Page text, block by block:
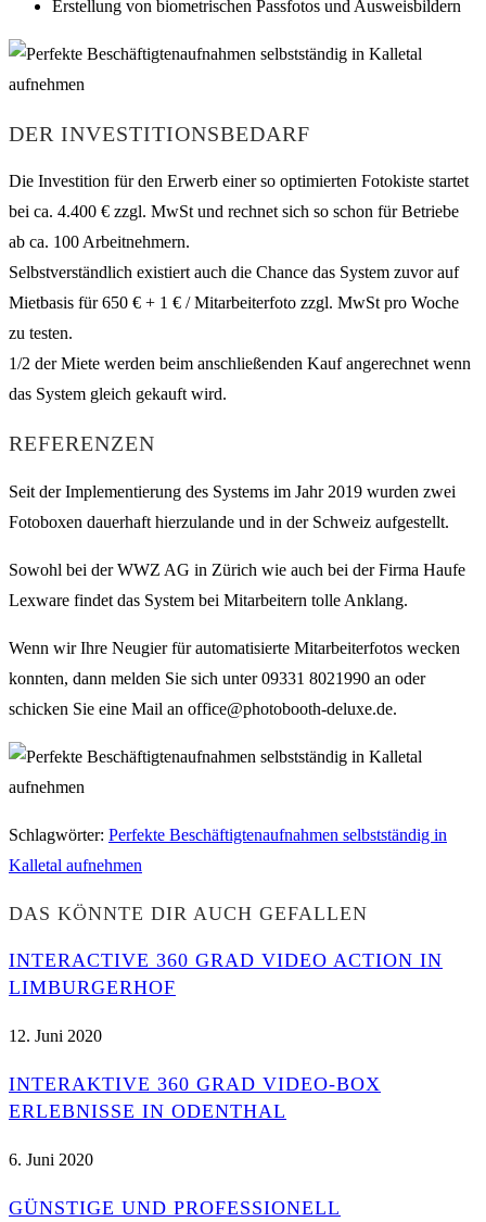
Erstellung von biometrischen Passfotos und Ausweisbildern
DER INVESTITIONSBEDARF
Die Investition für den Erwerb einer so optimierten Fotokiste startet
bei ca. 4.400 € zzgl. MwSt und rechnet sich so schon für Betriebe
ab ca. 100 Arbeitnehmern.
Selbstverständlich existiert auch die Chance das System zuvor auf
Mietbasis für 650 € + 1 € / Mitarbeiterfoto zzgl. MwSt pro Woche
zu testen.
1/2 der Miete werden beim anschließenden Kauf angerechnet wenn
das System gleich gekauft wird.
REFERENZEN
Seit der Implementierung des Systems im Jahr 2019 wurden zwei
Fotoboxen dauerhaft hierzulande und in der Schweiz aufgestellt.
Sowohl bei der WWZ AG in Zürich wie auch bei der Firma Haufe
Lexware findet das System bei Mitarbeitern tolle Anklang.
Wenn wir Ihre Neugier für automatisierte Mitarbeiterfotos wecken
konnten, dann melden Sie sich unter 09331 8021990 an oder
schicken Sie eine Mail an office@photobooth-deluxe.de.
Schlagwörter: Perfekte Beschäftigtenaufnahmen selbstständig in
Kalletal aufnehmen
DAS KÖNNTE DIR AUCH GEFALLEN
INTERACTIVE 360 GRAD VIDEO ACTION IN
LIMBURGERHOF
12. Juni 2020
INTERAKTIVE 360 GRAD VIDEO-BOX
ERLEBNISSE IN ODENTHAL
6. Juni 2020
GÜNSTIGE UND PROFESSIONELL